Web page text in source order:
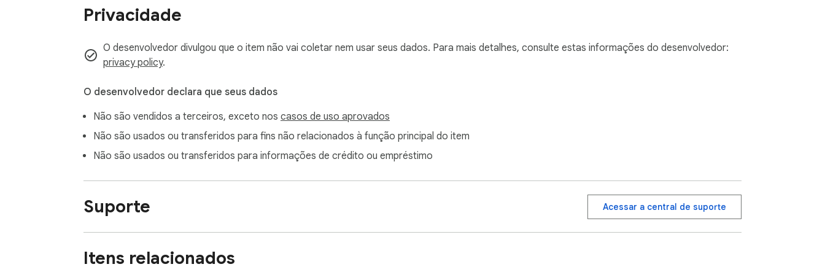
Análise de vulnerabilidades
• Dependências npm diretas e transitivas vulneráveis (banco de dados OSV)
• Resultados graduados por severidade: Crítico, Médio e Baixo
Análise de manifesto e políticas
• Política de segurança de conteúdo fraca
• URLs de atualização personalizadas (contornando a revisão da CWS)
• Permissões excessivas e Manifest V2 legado
• 80-100: Nenhum problema significativo encontrado
• 50-79: Algumas preocupações detectadas, revisão recomendada
• 0-49: Múltiplos problemas detectados, ação recomendada
Privacidade
O desenvolvedor divulgou que o item não vai coletar nem usar seus dados. Para mais detalhes, consulte estas informações do desenvolvedor:
privacy policy.
O desenvolvedor declara que seus dados
Não são vendidos a terceiros, exceto nos casos de uso aprovados
Não são usados ou transferidos para fins não relacionados à função principal do item
Não são usados ou transferidos para informações de crédito ou empréstimo
Suporte Acessar a central de suporte
Itens relacionados